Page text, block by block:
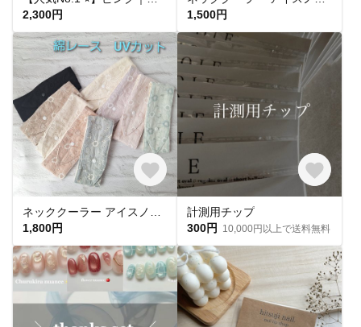
2,300円
1,500円
1,800円
計測用チップ
300円
10,000円以上で送料無料